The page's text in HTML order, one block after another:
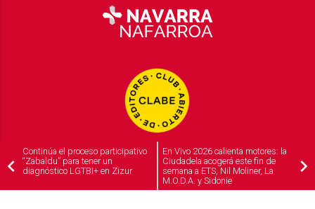
Continúa el proceso participativo
“Zabaldu” para tener un
diagnóstico LGTBI+ en Zizur
En Vivo 2026 calienta motores: la
Ciudadela acogerá este fin de
semana a ETS, Nil Moliner, La
M.O.D.A. y Sidonie